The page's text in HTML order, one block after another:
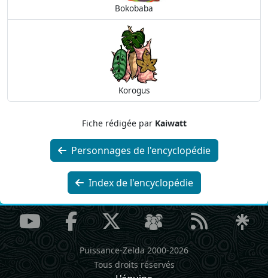
Bokobaba
Korogus
Fiche rédigée par Kaiwatt
Personnages de l'encyclopédie
Index de l'encyclopédie
Puissance-Zelda 2000-2026
Tous droits réservés